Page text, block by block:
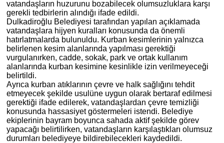
vatandaşların huzurunu bozabilecek olumsuzluklara karşı
gerekli tedbirlerin alındığı ifade edildi.
Dulkadiroğlu Belediyesi tarafından yapılan açıklamada
vatandaşlara hijyen kuralları konusunda da önemli
hatırlatmalarda bulunuldu. Kurban kesimlerinin yalnızca
belirlenen kesim alanlarında yapılması gerektiği
vurgulanırken, cadde, sokak, park ve ortak kullanım
alanlarında kurban kesimine kesinlikle izin verilmeyeceği
belirtildi.
Ayrıca kurban atıklarının çevre ve halk sağlığını tehdit
etmeyecek şekilde usulüne uygun olarak bertaraf edilmesi
gerektiği ifade edilerek, vatandaşlardan çevre temizliği
konusunda hassasiyet göstermeleri istendi. Belediye
ekiplerinin bayram boyunca sahada aktif şekilde görev
yapacağı belirtilirken, vatandaşların karşılaştıkları olumsuz
durumları belediyeye bildirebilecekleri kaydedildi.